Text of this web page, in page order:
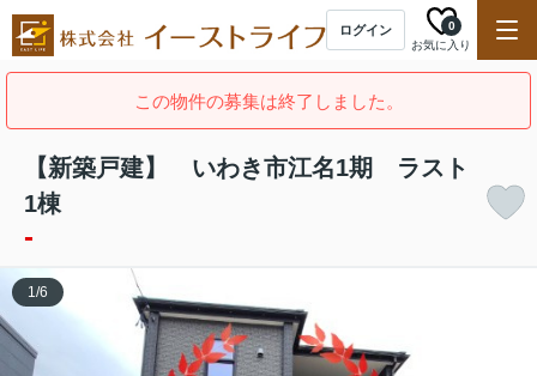
ログイン
お気に入り
0
この物件の募集は終了しました。
【新築戸建】 いわき市江名1期 ラスト
1棟
-
1/6